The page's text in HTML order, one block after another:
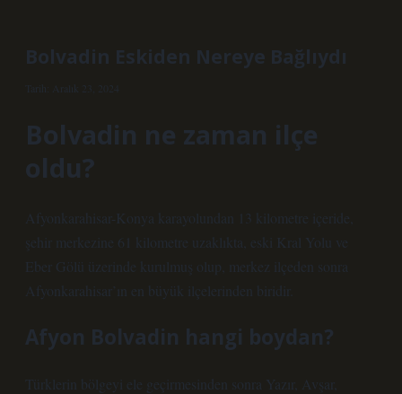
Bolvadin Eskiden Nereye Bağlıydı
Tarih: Aralık 23, 2024
Bolvadin ne zaman ilçe
oldu?
Afyonkarahisar-Konya karayolundan 13 kilometre içeride,
şehir merkezine 61 kilometre uzaklıkta, eski Kral Yolu ve
Eber Gölü üzerinde kurulmuş olup, merkez ilçeden sonra
Afyonkarahisar’ın en büyük ilçelerinden biridir.
Afyon Bolvadin hangi boydan?
Türklerin bölgeyi ele geçirmesinden sonra Yazır, Avşar,